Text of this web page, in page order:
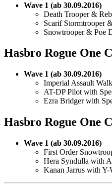
Wave 1 (ab 30.09.2016)
Death Trooper &
Scarif Stormtrooper
Snowtrooper & Poe
Hasbro Rogue One
Wave 1 (ab 30.09.2016)
Imperial Assault
AT-DP Pilot with
Ezra Bridger with
Hasbro Rogue One
Wave 1 (ab 30.09.2016)
First Order
Hera Syndulla with
Kanan Jarrus with